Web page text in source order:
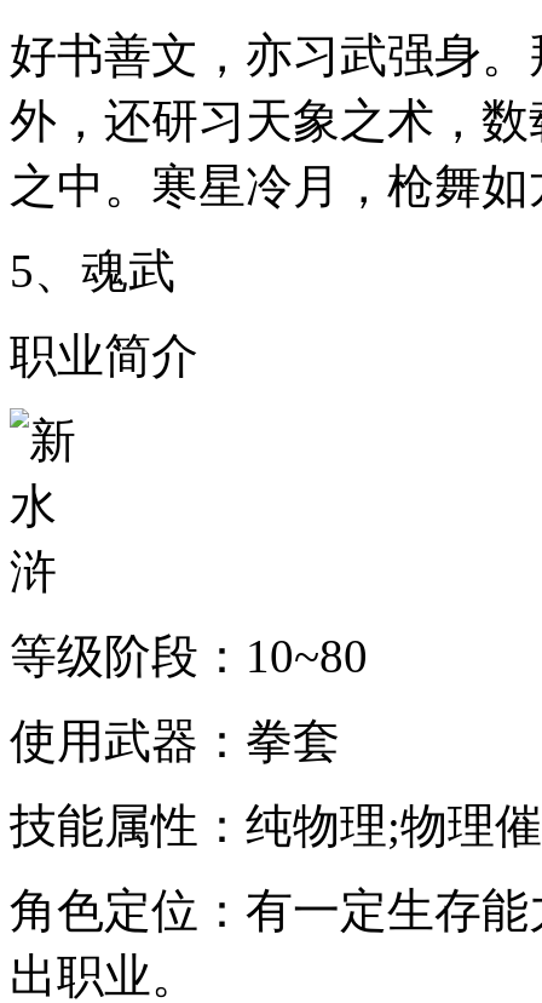
好书善文，亦习武强身
外，还研习天象之术，
之中。寒星冷月，枪舞如
5、魂武
职业简介
等级阶段：10~80
使用武器：拳套
技能属性：纯物理;物理
角色定位：有一定生存
出职业。